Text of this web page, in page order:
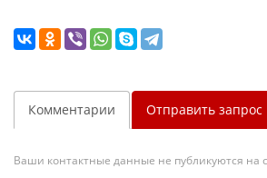
Комментарии Отправить запрос
Ваши контактные данные не публикуются на